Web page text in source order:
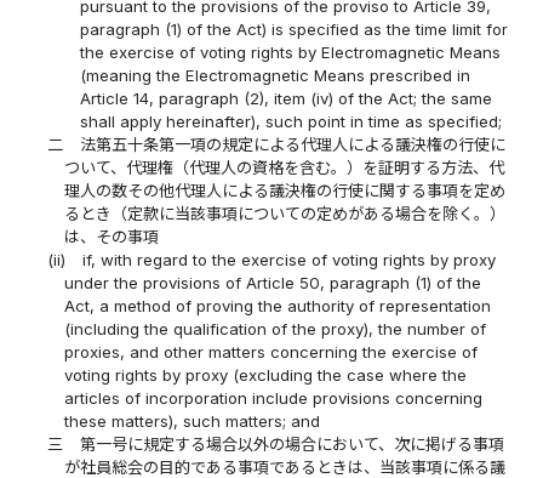
pursuant to the provisions of the proviso to Article 39,
paragraph (1) of the Act) is specified as the time limit for
the exercise of voting rights by Electromagnetic Means
(meaning the Electromagnetic Means prescribed in
Article 14, paragraph (2), item (iv) of the Act; the same
shall apply hereinafter), such point in time as specified;
二
法第五十条第一項の規定による代理人による議決権の行使に
ついて、代理権（代理人の資格を含む。）を証明する方法、代
理人の数その他代理人による議決権の行使に関する事項を定め
るとき（定款に当該事項についての定めがある場合を除く。）
は、その事項
(ii)
if, with regard to the exercise of voting rights by proxy
under the provisions of Article 50, paragraph (1) of the
Act, a method of proving the authority of representation
(including the qualification of the proxy), the number of
proxies, and other matters concerning the exercise of
voting rights by proxy (excluding the case where the
articles of incorporation include provisions concerning
these matters), such matters; and
三
第一号に規定する場合以外の場合において、次に掲げる事項
が社員総会の目的である事項であるときは、当該事項に係る議